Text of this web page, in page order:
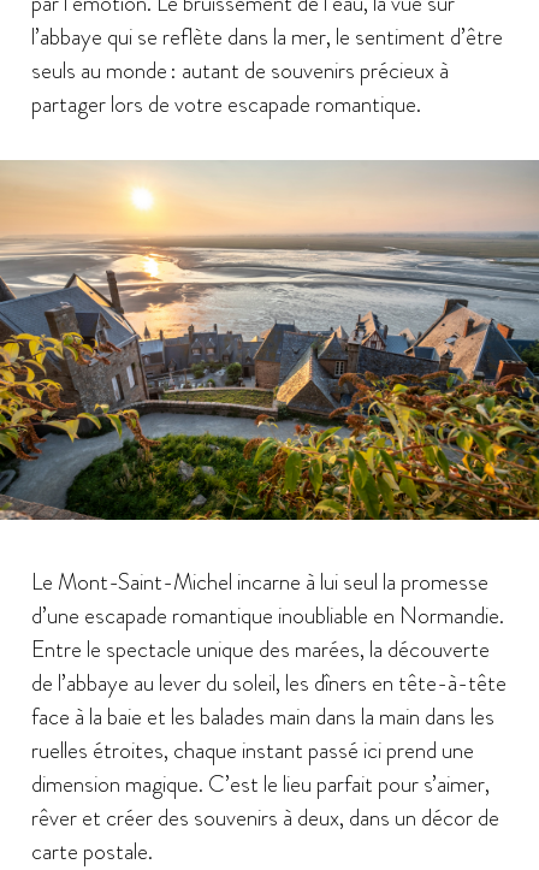
l’abbaye qui se reflète dans la mer, le sentiment d’être
seuls au monde : autant de souvenirs précieux à
partager lors de votre escapade romantique.
Le Mont-Saint-Michel incarne à lui seul la promesse
d’une escapade romantique inoubliable en Normandie.
Entre le spectacle unique des marées, la découverte
de l’abbaye au lever du soleil, les dîners en tête-à-tête
face à la baie et les balades main dans la main dans les
ruelles étroites, chaque instant passé ici prend une
dimension magique. C’est le lieu parfait pour s’aimer,
rêver et créer des souvenirs à deux, dans un décor de
carte postale.